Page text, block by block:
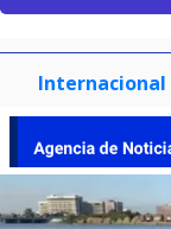
Internacional